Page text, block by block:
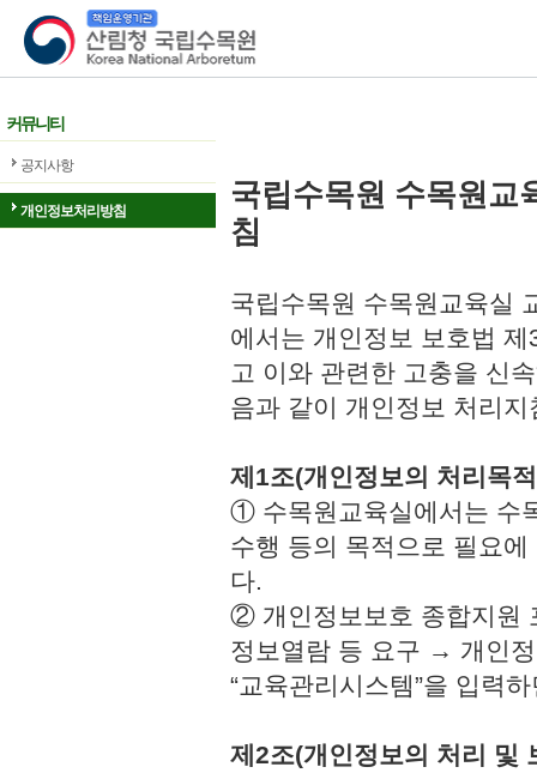
산림청 국립수목원
커뮤니티
공지사항
개인정보처리방침
국립수목원 수목원교
침
국립수목원 수목원교육실
에서는 개인정보 보호법
고 이와 관련한 고충을 신
음과 같이 개인정보 처리
제1조(개인정보의 처리목
① 수목원교육실에서는 수
수행 등의 목적으로 필요
다.
② 개인정보보호 종합지원
정보열람 등 요구 → 개인
“교육관리시스템”을 입력
제2조(개인정보의 처리 및